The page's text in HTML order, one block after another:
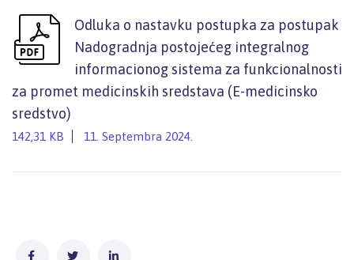
Odluka o nastavku postupka za postupak
Nadogradnja postojećeg integralnog
informacionog sistema za funkcionalnosti
za promet medicinskih sredstava (E-medicinsko
sredstvo)
142,31 KB 11. Septembra 2024.